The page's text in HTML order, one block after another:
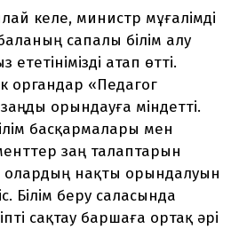
келе, министр мұғалімді
сапалы білім алу
атап өтті.
органдар «Педагог
орындауға міндетті.
басқармалары мен
заң талаптарын
олардың нақты орындалуын
Білім беру саласында
сақтау баршаға ортақ әрі